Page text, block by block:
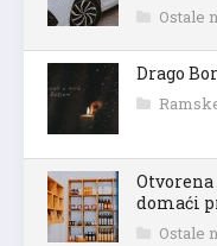
Ostale
Drago
Otvorena
domaći
Ostale